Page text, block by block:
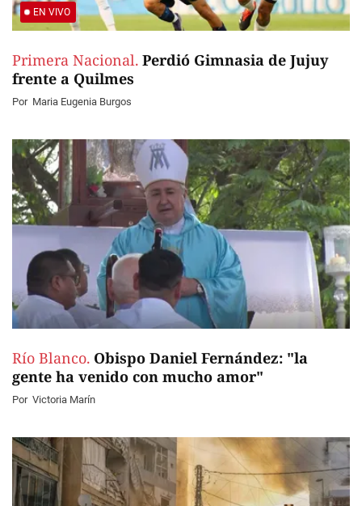
EN VIVO
Primera Nacional. Perdió Gimnasia de Jujuy
frente a Quilmes
Por Maria Eugenia Burgos
Río Blanco. Obispo Daniel Fernández: "la
gente ha venido con mucho amor"
Por Victoria Marín